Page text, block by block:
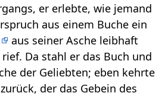
er erlebte, wie jemand
aus einem Buche ein
aus seiner Asche leibhaft
rief. Da stahl er das Buch und
der Geliebten; eben kehrte
der das Gebein des